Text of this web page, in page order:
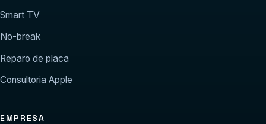
Smart TV
No-break
Reparo de placa
Consultoria Apple
EMPRESA